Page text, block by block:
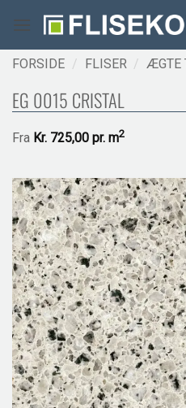
indhold
FORSIDE / FLISER / ÆGTE
EG 0015 CRISTAL
Fra Kr. 725,00 pr. m2